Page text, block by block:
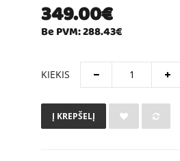
349.00€
Be PVM: 288.43€
KIEKIS
Į KREPŠELĮ